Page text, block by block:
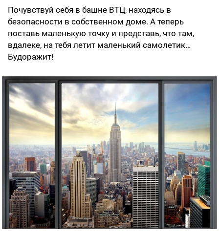
Почувствуй себя в башне ВТЦ, находясь в
безопасности в собственном доме. А теперь
поставь маленькую точку и представь, что там,
вдалеке, на тебя летит маленький самолетик…
Будоражит!